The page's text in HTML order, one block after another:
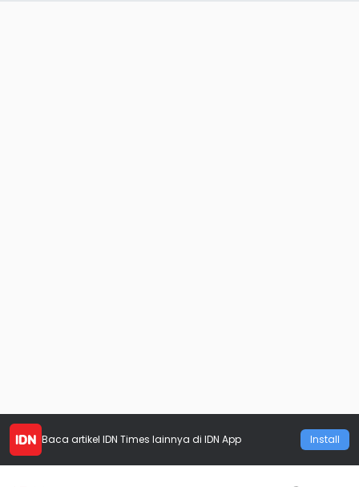
Baca artikel IDN Times lainnya di IDN App Install